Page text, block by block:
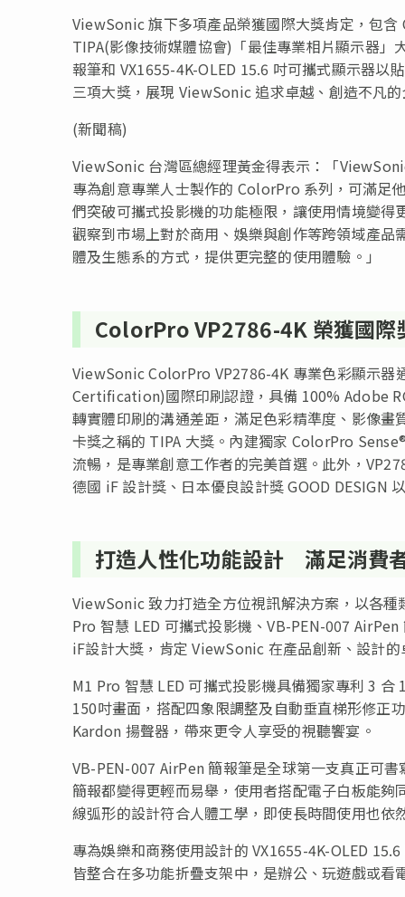
ViewSonic 旗下多項產品榮獲國際大獎肯定，包
TIPA(影像技術媒體協會)「最佳專業相片顯示器
報筆和 VX1655-4K-OLED 15.6 吋可攜式顯示器以
三項大獎，展現 ViewSonic 追求卓越、創造不凡的
(新聞稿)
ViewSonic 台灣區總經理黃金得表示：「
專為創意專業人士製作的 ColorPro 系列，可滿足
們突破可攜式投影機的功能極限，讓使用情境變
觀察到市場上對於商用、娛樂與創作等跨領域產
體及生態系的方式，提供更完整的使用體驗。」
ColorPro VP2786-4K 榮獲國際
ViewSonic ColorPro VP2786-4K 專業色彩顯示
Certification)國際印刷認證，具備 100% Adobe
轉實體印刷的溝通差距，滿足色彩精準度、影像
卡獎之稱的 TIPA 大獎。內建獨家 ColorPro
流暢，是專業創意工作者的完美首選。此外，
德國 iF 設計獎、日本優良設計獎 GOOD DESIGN
打造人性化功能設計 滿足消費
ViewSonic 致力打造全方位視訊解決方案，以各
Pro 智慧 LED 可攜式投影機、VB-PEN-007
iF設計大獎，肯定 ViewSonic 在產品創新、設計的
M1 Pro 智慧 LED 可攜式投影機具備獨家專利 3
150吋畫面，搭配四象限調整及自動垂直梯形修正
Kardon 揚聲器，帶來更令人享受的視聽饗宴。
VB-PEN-007 AirPen 簡報筆是全球第一支真正可
簡報都變得更輕而易舉，使用者搭配電子白板能
線弧形的設計符合人體工學，即使長時間使用也依
專為娛樂和商務使用設計的 VX1655-4K-OLED
皆整合在多功能折疊支架中，是辦公、玩遊戲或